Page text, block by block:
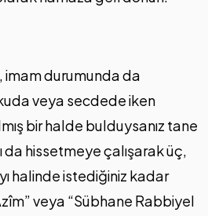
imam durumunda da
veya secdede iken
bir halde bulduysanız tane
da hissetmeye çalışarak üç,
halinde istediğiniz kadar
veya “Sübhane Rabbiyel